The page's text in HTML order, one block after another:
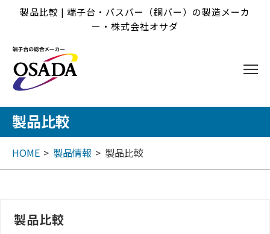
製品比較 | 端子台・バスバー（銅バー）の製造メーカ
ー・株式会社オサダ
製品比較
HOME 製品情報 製品比較
製品比較